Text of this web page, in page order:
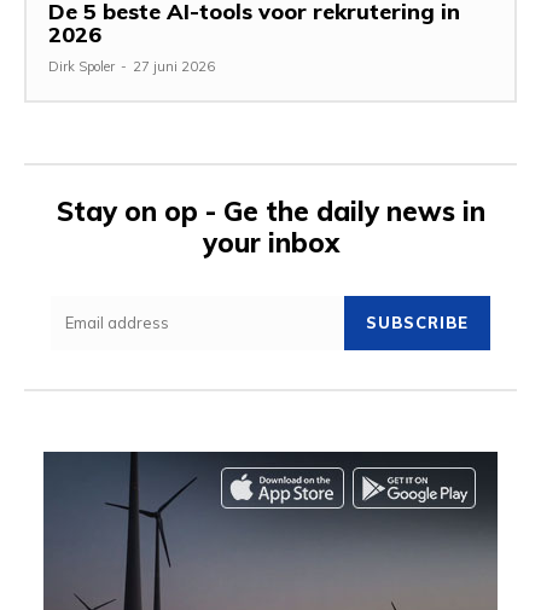
De 5 beste AI-tools voor rekrutering in
2026
Dirk Spoler - 27 juni 2026
Stay on op - Ge the daily news in
your inbox
SUBSCRIBE